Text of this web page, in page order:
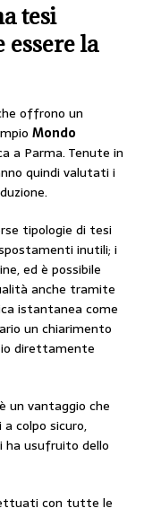
tesi
la
offrono un
Mondo
a Parma. Tenute in
quindi valutati i
tipologie di tesi
inutili; i
ed è possibile
anche tramite
istantanea come
un chiarimento
direttamente
un vantaggio che
colpo sicuro,
ha usufruito dello
con tutte le